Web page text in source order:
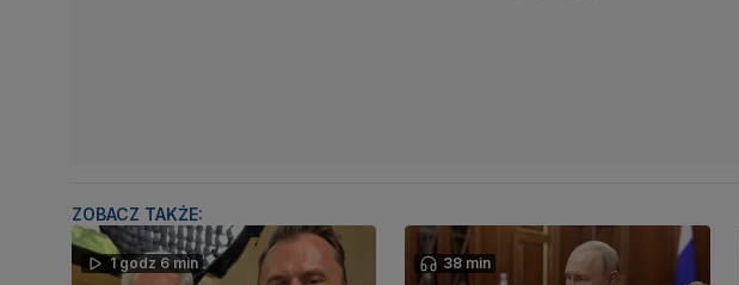
ZOBACZ TAKŻE:
1 godz 6 min 38 min